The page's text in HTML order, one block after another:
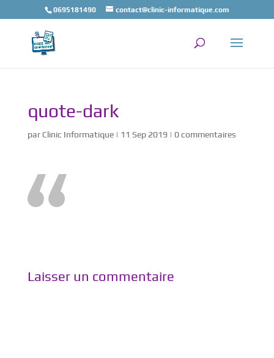
0695181490 contact@clinic-informatique.com
quote-dark
par Clinic Informatique| 11 Sep 2019 | 0 commentaires
Laisser un commentaire